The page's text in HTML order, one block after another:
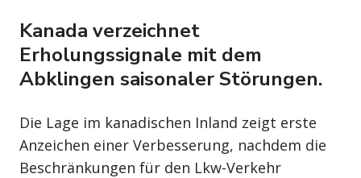
Kanada verzeichnet
Erholungssignale mit dem
Abklingen saisonaler Störungen.
Die Lage im kanadischen Inland zeigt erste
Anzeichen einer Verbesserung, nachdem die
Beschränkungen für den Lkw-Verkehr